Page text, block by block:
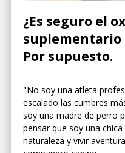
¿Es seguro el
suplementario
Por supuesto.
"No soy una atleta
escalado las cumbres
soy una madre de perro
pensar que soy una
naturaleza y vivir